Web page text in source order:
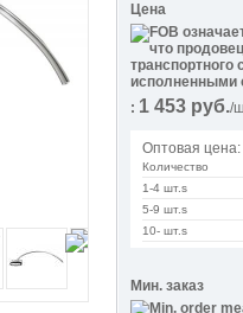
Цена
: 1 453 руб./
Оптовая цена:
Количество
1-4 шт.s
5-9 шт.s
10- шт.s
Мин. заказ